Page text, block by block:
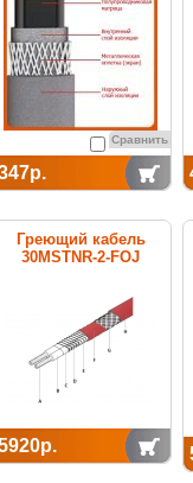
Сравнить
Греющий кабель
30MSTNR-2-FOJ